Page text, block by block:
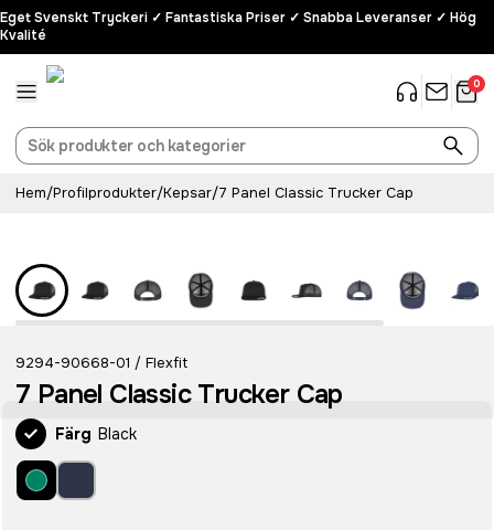
Eget Svenskt Tryckeri ✓ Fantastiska Priser ✓ Snabba Leveranser ✓ Hög
Kvalité
0
Hem/Profilprodukter/Kepsar/7 Panel Classic Trucker Cap
9294-90668-01 / Flexfit
7 Panel Classic Trucker Cap
Färg Black